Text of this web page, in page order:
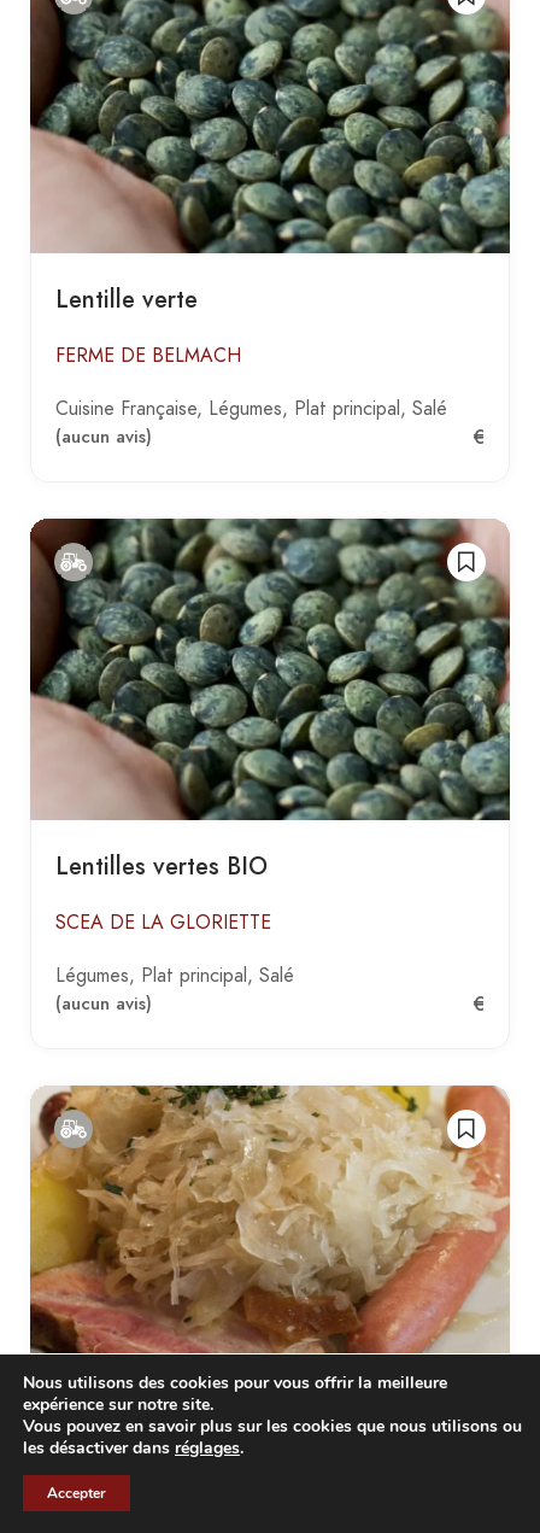
Lentille verte
FERME DE BELMACH
Cuisine Française Légumes Plat principal Salé
(aucun avis)
€
Lentilles vertes BIO
SCEA DE LA GLORIETTE
Légumes Plat principal Salé
(aucun avis)
€
Choucroute BIO
SCEA DES CORBELS
Nous utilisons des cookies pour vous offrir la meilleure
expérience sur notre site.
Vous pouvez en savoir plus sur les cookies que nous utilisons ou
les désactiver dans réglages.
Accepter